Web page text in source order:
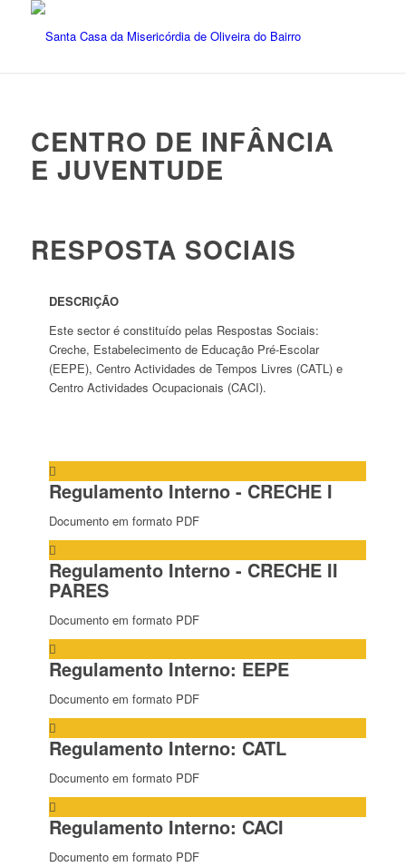
CENTRO DE INFÂNCIA
E JUVENTUDE
RESPOSTA SOCIAIS
DESCRIÇÃO
Este sector é constituído pelas Respostas Sociais:
Creche, Estabelecimento de Educação Pré-Escolar
(EEPE), Centro Actividades de Tempos Livres (CATL) e
Centro Actividades Ocupacionais (CACI).
Regulamento Interno - CRECHE I
Documento em formato PDF
Regulamento Interno - CRECHE II
PARES
Documento em formato PDF
Regulamento Interno: EEPE
Documento em formato PDF
Regulamento Interno: CATL
Documento em formato PDF
Regulamento Interno: CACI
Documento em formato PDF